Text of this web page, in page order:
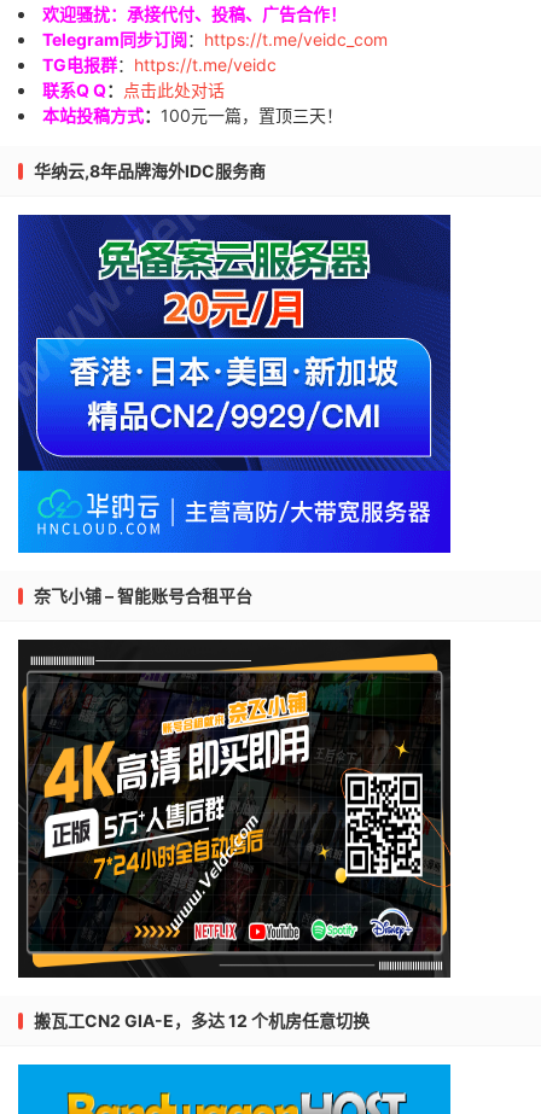
欢迎骚扰：承接代付、投稿、广告合作！
Telegram同步订阅： https://t.me/veidc_com
TG电报群： https://t.me/veidc
联系Q Q：
点击此处对话
本站投稿方式： 100元一篇，置顶三天！
华纳云,8年品牌海外IDC服务商
奈飞小铺 – 智能账号合租平台
搬瓦工CN2 GIA-E，多达 12 个机房任意切换